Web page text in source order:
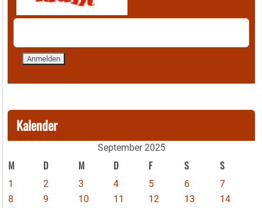
Kalender
September 2025
M D M D F S S
1 2 3 4 5 6
7
8
9 10 11 12 13
14